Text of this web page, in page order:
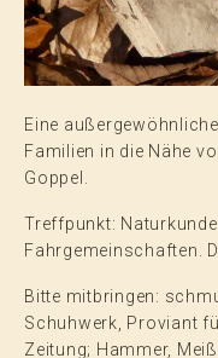
Eine
Familien in die Nähe
Goppel.
Treffpunkt:
Fahrgemeinschaften.
Bitte mitbringen:
Schuhwerk, Proviant
Zeitung; Hammer,